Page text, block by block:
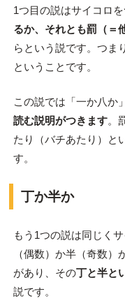
1つ目の説はサイコロ
るか、それとも罰（＝
らという説です。つま
ということです。
この説では「一か八か
読む説明がつきます。
たり（バチあたり）と
す。
丁か半か
もう1つの説は同じく
（偶数）か半（奇数
があり、その丁と半と
説です。